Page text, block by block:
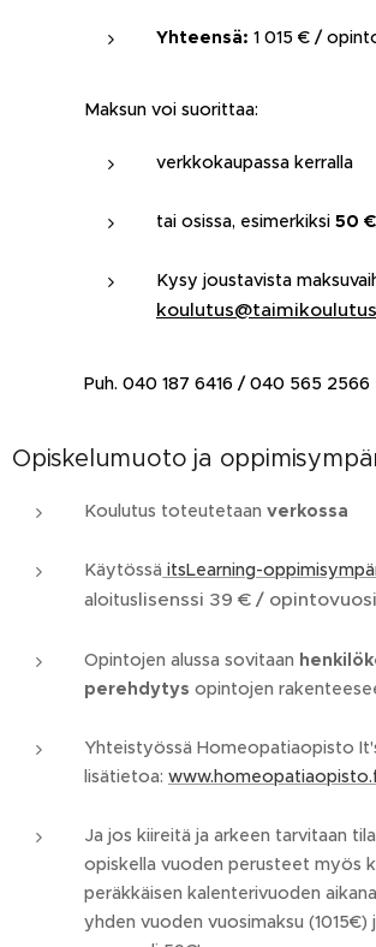
Yhteensä: 1 015 € /
Maksun voi suorittaa:
verkkokaupassa kerralla
tai osissa, esimerkiksi 50
Kysy joustavista
Puh. 040 187 6416 / 040 565 2566
Opiskelumuoto ja
Koulutus toteutetaan verkossa
Käytössä itsLearning-
aloituslisenssi 39 € / opintovuosi
Opintojen alussa sovitaan
perehdytys opintojen
Yhteistyössä Homeopatiaopisto
lisätietoa:
Ja jos kiireitä ja arkeen tarvitaan
opiskella vuoden perusteet myös
peräkkäisen kalenterivuoden
yhden vuoden vuosimaksu (1015€)